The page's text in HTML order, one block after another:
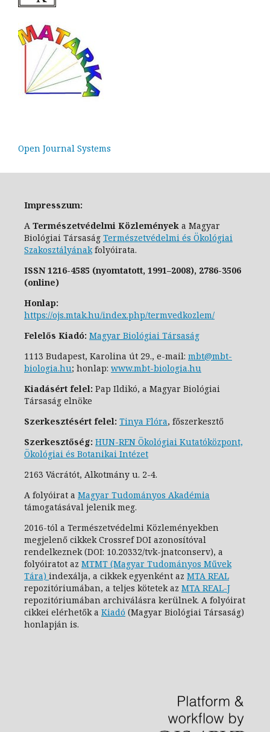
Open Journal Systems
Impresszum:
A Természetvédelmi Közlemények a Magyar
Biológiai Társaság Természetvédelmi és Ökológiai
Szakosztályánakfolyóirata.
ISSN1216-4585 (nyomtatott, 1991–2008), 2786-3506
(online)
Honlap:
https://ojs.mtak.hu/index.php/termvedkozlem/
Felelős Kiadó: Magyar Biológiai Társaság
1113 Budapest, Karolina út 29., e-mail: mbt@mbt-
biologia.hu; honlap: www.mbt-biologia.hu
Kiadásért felel: Pap Ildikó, a Magyar Biológiai
Társaság elnöke
Szerkesztésért felel: Tinya Flóra, főszerkesztő
Szerkesztőség: HUN-REN Ökológiai Kutatóközpont,
Ökológiai és Botanikai Intézet
2163 Vácrátót, Alkotmány u. 2-4.
A folyóirat a Magyar Tudományos Akadémia
támogatásával jelenik meg.
2016-tól a Természetvédelmi Közleményekben
megjelenő cikkek Crossref DOI azonosítóval
rendelkeznek (DOI: 10.20332/tvk-jnatconserv), a
folyóiratot az MTMT (Magyar Tudományos Művek
Tára) indexálja, a cikkek egyenként az MTA REAL
repozitóriumában, a teljes kötetek az MTA REAL-J
repozitóriumában archiválásra kerülnek. A folyóirat
cikkei elérhetők a Kiadó (Magyar Biológiai Társaság)
honlapján is.